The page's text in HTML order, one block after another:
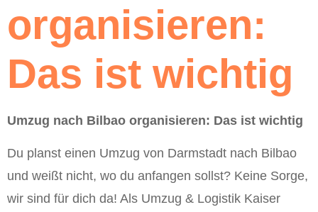
organisieren:
Das ist wichtig
Umzug nach Bilbao organisieren: Das ist wichtig
Du planst einen Umzug von Darmstadt nach Bilbao
und weißt nicht, wo du anfangen sollst? Keine Sorge,
wir sind für dich da! Als Umzug & Logistik Kaiser